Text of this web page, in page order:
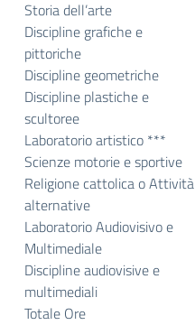
Storia dell’arte
Discipline grafiche e
pittoriche
Discipline geometriche
Discipline plastiche e
scultoree
Laboratorio artistico ***
Scienze motorie e sportive
Religione cattolica o Attività
alternative
Laboratorio Audiovisivo e
Multimediale
Discipline audiovisive e
multimediali
Totale Ore